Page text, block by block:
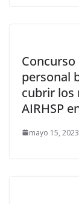
personal
cubrir los
AIRHSP
mayo 15,